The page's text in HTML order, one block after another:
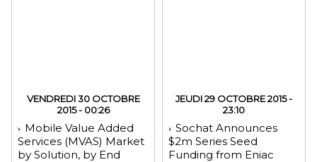
VENDREDI 30 OCTOBRE
2015 - 00:26
Mobile Value Added
Services (MVAS) Market
by Solution, by End
JEUDI 29 OCTOBRE 2015 -
23:10
Sochat Announces
$2m Series Seed
Funding from Eniac